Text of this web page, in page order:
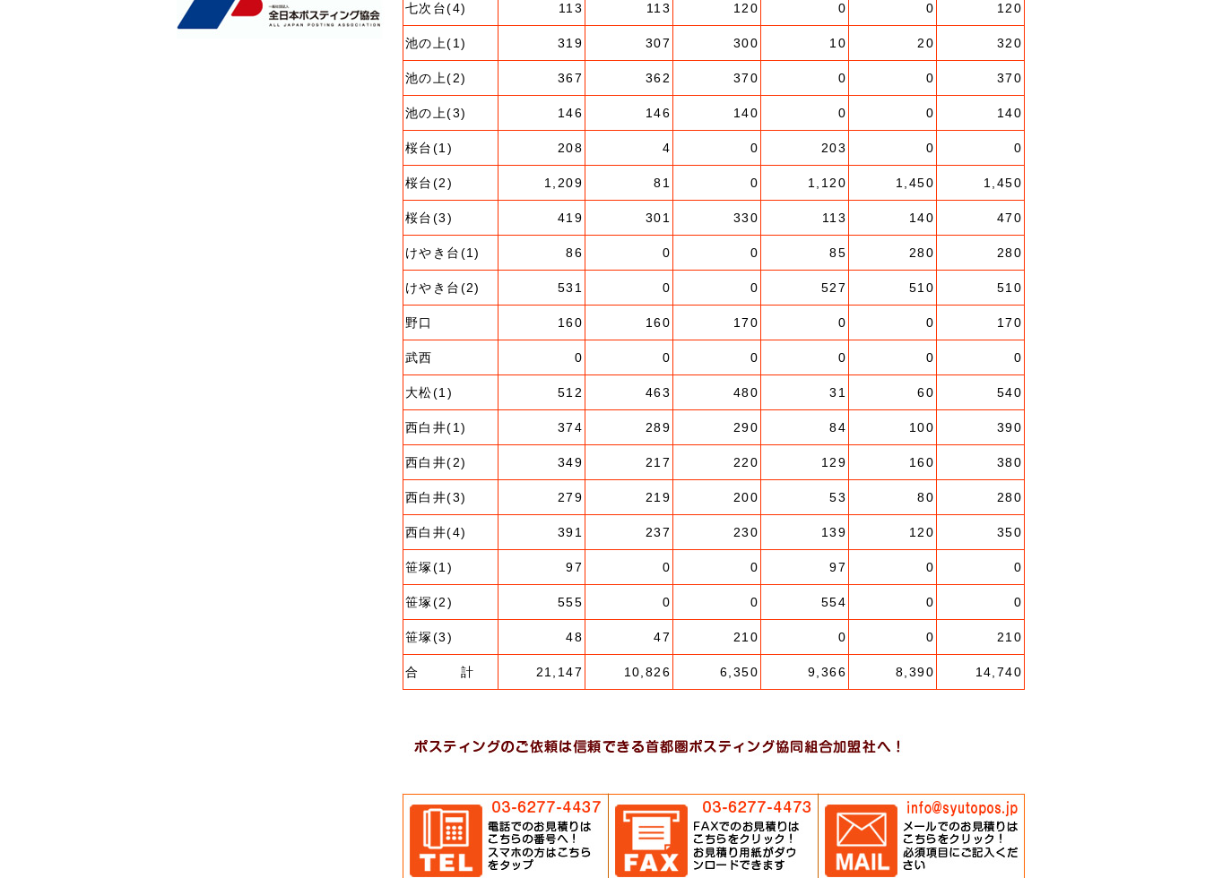
七次台(4) 113 113 120 0 0 120
池の上(1) 319 307 300 10 20 320
池の上(2) 367 362 370 0 0 370
池の上(3) 146 146 140 0 0 140
桜台(1) 208 4 0 203 0 0
桜台(2) 1,209 81 0 1,120 1,450 1,450
桜台(3) 419 301 330 113 140 470
けやき台(1) 86 0 0 85 280 280
けやき台(2) 531 0 0 527 510 510
野口 160 160 170 0 0 170
武西 0 0 0 0 0 0
大松(1) 512 463 480 31 60 540
西白井(1) 374 289 290 84 100 390
西白井(2) 349 217 220 129 160 380
西白井(3) 279 219 200 53 80 280
西白井(4) 391 237 230 139 120 350
笹塚(1) 97 0 0 97 0 0
笹塚(2) 555 0 0 554 0 0
笹塚(3) 48 47 210 0 0 210
合 計 21,147 10,826 6,350 9,366 8,390 14,740